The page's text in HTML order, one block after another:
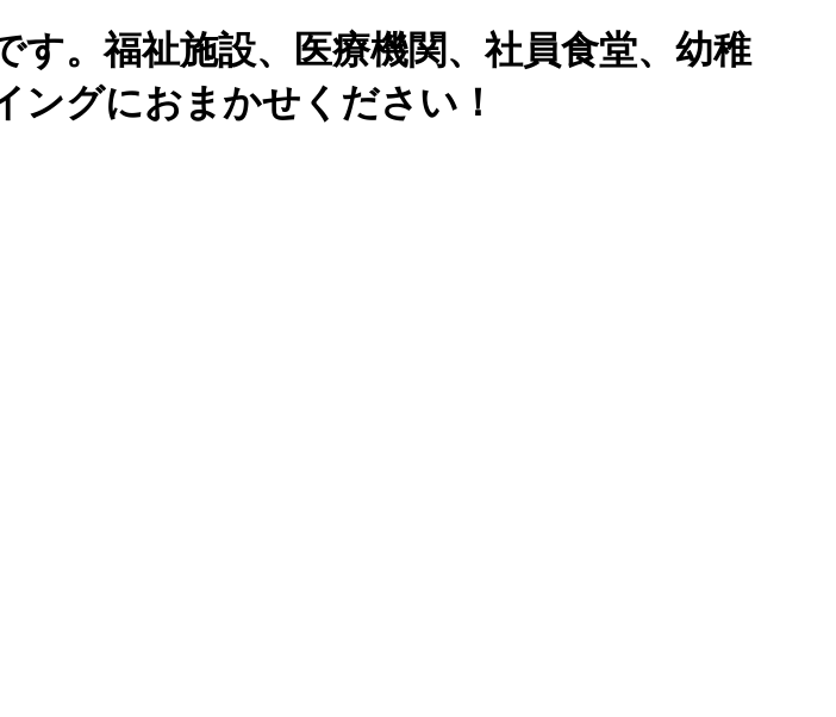
。福祉施設、医療機関、社員食堂、幼稚
ングにおまかせください！